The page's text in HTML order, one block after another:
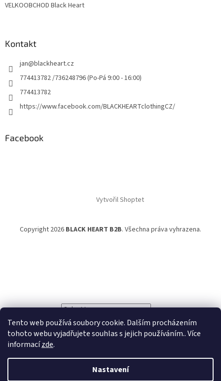
Tento web používá soubory cookie. Dalším procházením
tohoto webu vyjadřujete souhlas s jejich používáním.. Více
informacízde.
Nastavení
VELKOOBCHOD Black Heart
Kontakt
jan@blackheart.cz
774413782 /736248796 (Po-Pá 9:00 - 16:00)
774413782
https://www.facebook.com/BLACKHEARTclothingCZ/
Facebook
Vytvořil Shoptet
Copyright 2026 BLACK HEART B2B. Všechna práva vyhrazena.
Powered by Translate